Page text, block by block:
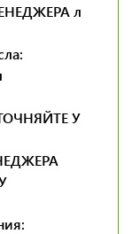
л
У